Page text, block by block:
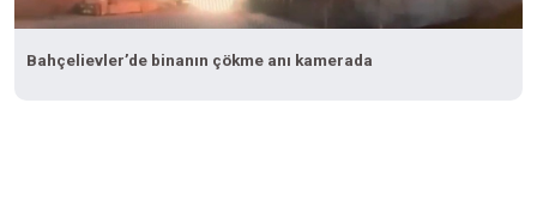
Bahçelievler’de binanın çökme anı kamerada